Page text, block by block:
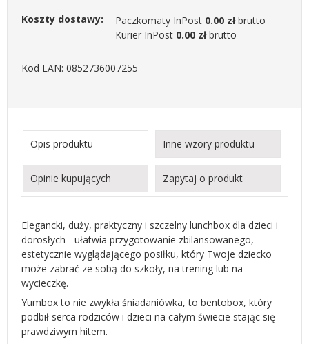
Koszty dostawy:
Paczkomaty InPost 0.00 złbrutto
Kurier InPost 0.00 złbrutto
Kod EAN: 0852736007255
Opis produktu Inne wzory produktu
Opinie kupujących Zapytaj o produkt
Elegancki, duży, praktyczny i szczelny lunchbox dla dzieci i
dorosłych - ułatwia przygotowanie zbilansowanego,
estetycznie wyglądającego posiłku, który Twoje dziecko
może zabrać ze sobą do szkoły, na trening lub na
wycieczkę.
Yumbox to nie zwykła śniadaniówka, to bentobox, który
podbił serca rodziców i dzieci na całym świecie stając się
prawdziwym hitem.